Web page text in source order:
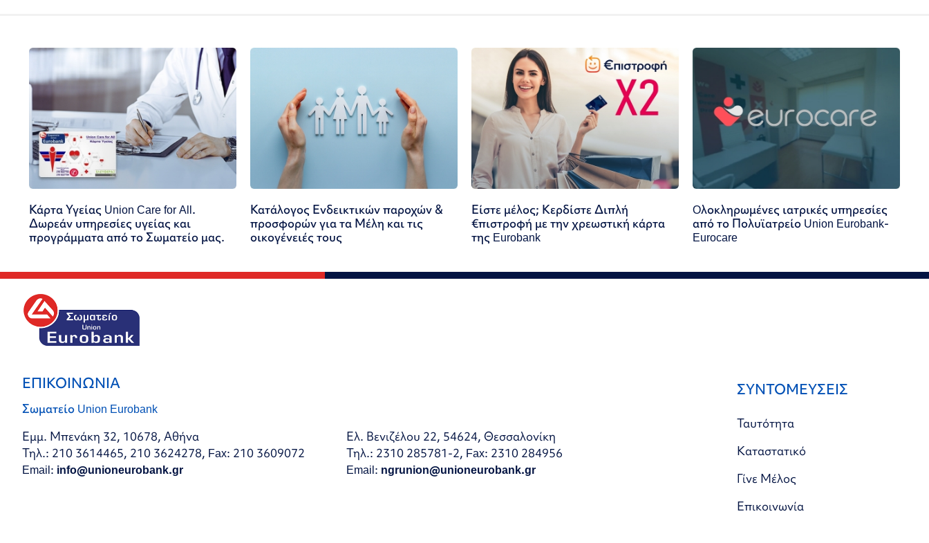
Κάρτα Υγείας Union Care for All.
Δωρεάν υπηρεσίες υγείας και
προγράμματα από το Σωματείο μας.
Κατάλογος Ενδεικτικών παροχών &
προσφορών για τα Μέλη και τις
οικογένειές τους
Είστε μέλος; Κερδίστε Διπλή
€πιστροφή με την χρεωστική κάρτα
της Eurobank
Oλοκληρωμένες ιατρικές υπηρεσίες
από το Πολυϊατρείο Union Eurobank-
Eurocare
ΕΠΙΚΟΙΝΩΝΙΑ
Σωματείο Union Eurobank
Εμμ. Μπενάκη 32, 10678, Αθήνα
Τηλ.: 210 3614465, 210 3624278, Fax: 210 3609072
Email: info@unioneurobank.gr
Ελ. Βενιζέλου 22, 54624, Θεσσαλονίκη
Τηλ.: 2310 285781-2, Fax: 2310 284956
Email: ngrunion@unioneurobank.gr
ΣΥΝΤΟΜΕΥΣΕΙΣ
Ταυτότητα
Καταστατικό
Γίνε Μέλος
Επικοινωνία